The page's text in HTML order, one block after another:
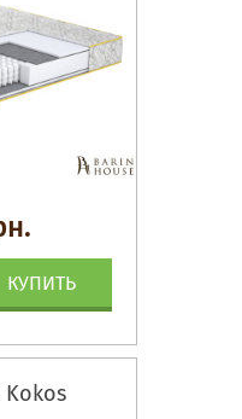
КУПИТЬ
Kokos